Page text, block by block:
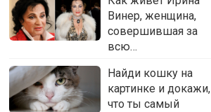
Винер, женщина,
совершившая за
всю…
Найди кошку на
картинке и докажи,
что ты самый